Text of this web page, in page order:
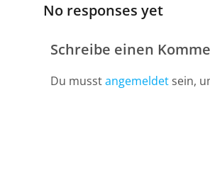
No responses yet
Schreibe einen
Du musstangemeldet sein,